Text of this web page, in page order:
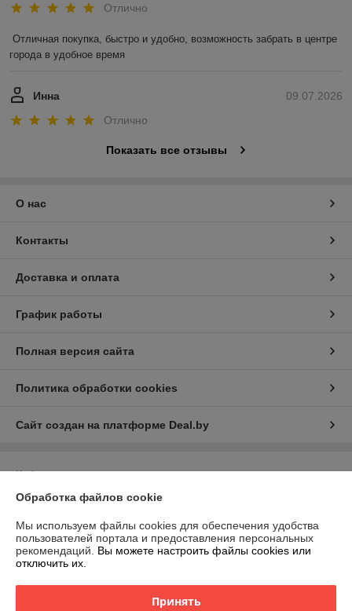
Отлично
Отличная покупка, быстро и удобно, возможность забрать в центре
города в удобное время
09.07.2026
Инна
Отлично
Показать все отзывы
О нас
Контакты
Доставка и оплата
График работы
Полная версия сайта
Политика обработки cookies
Сайт создан на платформе Deal.by
Информация для покупателя
Индивидуальный предприниматель:
220093, г.Минск ул.Чигладзе д.2 кв.7
Регистрационный номер ЕГР: 193539752
Регистрационный орган: Минский горисполком
Обработка файлов cookie
Мы используем файлы cookies для обеспечения удобства
пользователей портала и предоставления персональных
рекомендаций. Вы можете настроить файлы cookies или
отключить их.
Принять